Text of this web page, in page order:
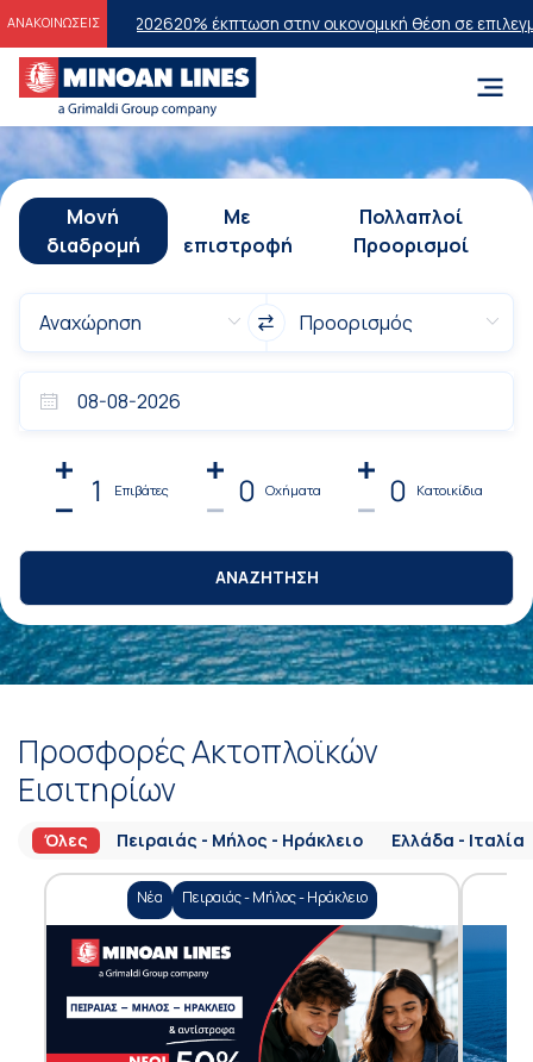
ΑΝΑΚΟΙΝΩΣΕΙΣ
202620% έκπτωση στην οικονομική θέση σε επιλεγμένα
Μονή
διαδρομή
Με
επιστροφή
Πολλαπλοί
Προορισμοί
1 Επιβάτες 0 Οχήματα 0 Κατοικίδια
ΑΝΑΖΗΤΗΣΗ
Προσφορές Ακτοπλοϊκών
Εισιτηρίων
Όλες Πειραιάς - Μήλος - Ηράκλειο Ελλάδα - Ιταλία
Νέα Πειραιάς - Μήλος - Ηράκλειο